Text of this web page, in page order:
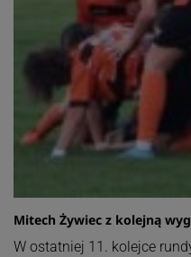
Mitech Żywiec z kolejną
W ostatniej 11. kolejce